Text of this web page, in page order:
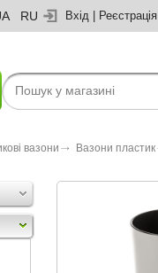
RU Вхід Реєстрація
вазони Вазони пластик